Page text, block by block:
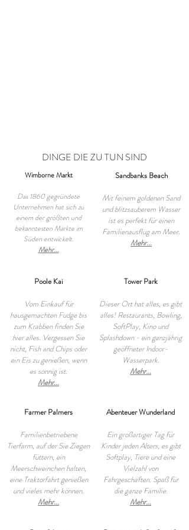
DINGE DIE ZU TUN SIND
Wimborne Markt
Das 1860 gegründete
Unternehmen hat sich zu
einem der größten und
bekanntesten Märkte im
Süden entwickelt.
Mehr...
Sandbanks Beach
Mit feinem goldenen Sand
und blitzsauberem Wasser
ist es perfekt für einen
Familienausflug am Meer.
Mehr...
Poole Kai
Vom Einkauf für
hausgemachten Fudge bis
zum Krabben finden Sie
hier alles. Vergessen Sie
nicht, Fish and Chips oder
ein Eis zu genießen, wenn
es sonnig ist.
Mehr...
Tower Park
Dieser Ort hat alles, es gibt
alles! Restaurants, Bowling,
SoftPlay, Kino und
Splashdown - ein ganzjährig
geöffneter Indoor-
Wasserpark.
Mehr...
Farmer Palmers
Familienbetriebene
Tierfarm, auf der Sie Ziegen
füttern, ein
Meerschweinchen halten,
eine Traktorfahrt genießen
und vieles mehr können.
Mehr...
Abenteuer Wunderland
Ein großartiger Tag für
Kinder jeden Alters, es gibt
Softplay, Tiere und eine
Vielzahl von
Fahrgeschäften. Spaß für
die ganze Familie.
Mehr...